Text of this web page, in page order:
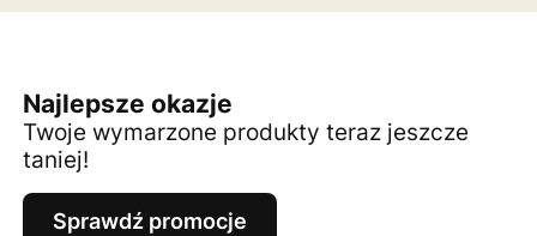
Najlepsze okazje
Twoje wymarzone produkty teraz jeszcze
taniej!
Sprawdź promocje